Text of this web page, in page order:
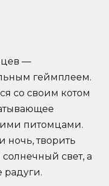
—
геймплеем.
со своим котом
питомцами.
ночь, творить
свет, а
радуги.